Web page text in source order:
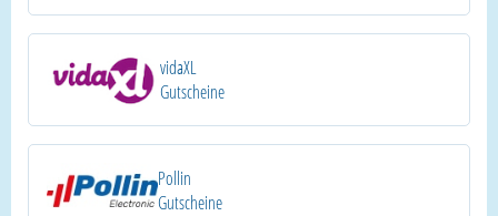
vidaXL
Gutscheine
Pollin
Gutscheine